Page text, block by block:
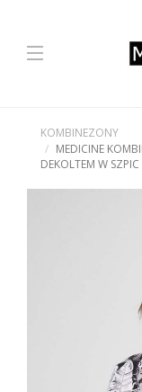
KOMBINEZONY
MEDICINE
DEKOLTEM W SZPIC